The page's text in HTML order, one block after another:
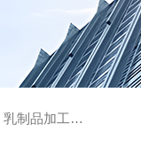
制打浆机，带式压榨机